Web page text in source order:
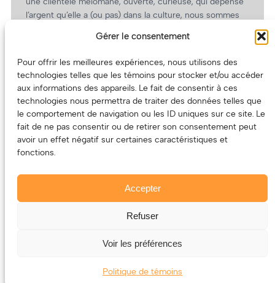
Gérer le consentement
Pour offrir les meilleures expériences, nous utilisons des
technologies telles que les témoins pour stocker et/ou accéder
aux informations des appareils. Le fait de consentir à ces
technologies nous permettra de traiter des données telles que
le comportement de navigation ou les ID uniques sur ce site. Le
fait de ne pas consentir ou de retirer son consentement peut
avoir un effet négatif sur certaines caractéristiques et
fonctions.
Accepter
Refuser
Voir les préférences
Politique de témoins
l’argent qu’elle a (ou pas) dans la culture, nous sommes
revient.
(Oui, on va avoir des tarifs spéciaux pour vous, les
artistes!)
Le contenu (texte et photos) appartient à ses créatrices et